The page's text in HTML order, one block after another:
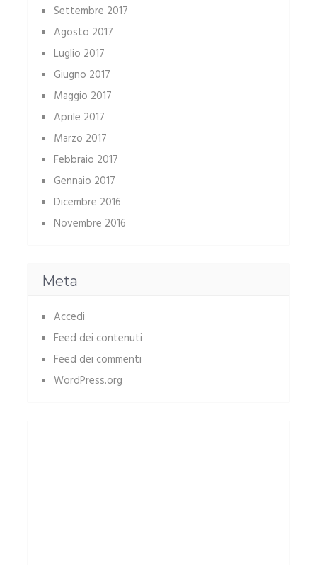
Settembre 2017
Agosto 2017
Luglio 2017
Giugno 2017
Maggio 2017
Aprile 2017
Marzo 2017
Febbraio 2017
Gennaio 2017
Dicembre 2016
Novembre 2016
Meta
Accedi
Feed dei contenuti
Feed dei commenti
WordPress.org